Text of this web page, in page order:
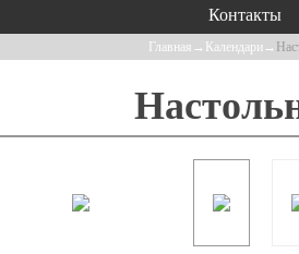
Контакты
Главная → Календари→